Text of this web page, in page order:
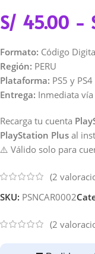
S/ 45.00 -
Formato: Código
Región: PERU
Plataforma: PS5 y PS4
Entrega: Inmediata
Recarga tu cuenta
PlayStation Plus al
⚠️ Válido solo para
(2
SKU: PSNCAR0002
(2